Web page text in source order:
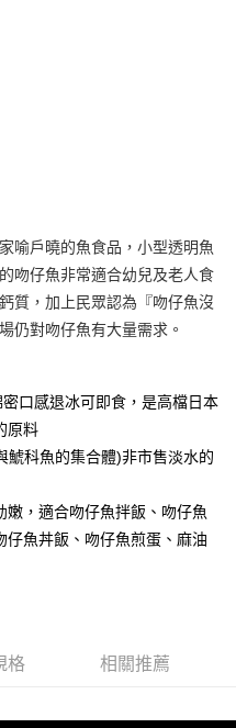
永豐商業銀行
星展（台灣）商業銀行
中國信託商業銀行
華泰商業銀行
遠東國際商業銀行
永豐商業銀行
星展（台灣）商業銀行
中國信託商業銀行
需取貨)
運費
龍箱)
費
喻戶曉的魚食品，小型透明魚
吻仔魚非常適合幼兒及老人食
質，加上民眾認為『吻仔魚沒
仍對吻仔魚有大量需求。
口感退冰可即食，是高檔日本
原料
科魚的集合體)非市售淡水的
，適合吻仔魚拌飯、吻仔魚
魚丼飯、吻仔魚煎蛋、麻油
格 相關推薦